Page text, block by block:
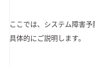
ここでは、システム障害予
具体的にご説明します。